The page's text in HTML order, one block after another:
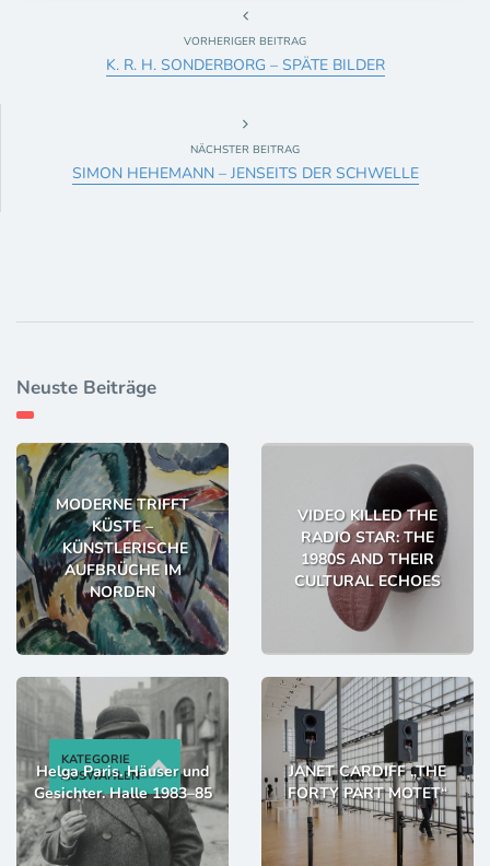
VORHERIGER BEITRAG
K. R. H. SONDERBORG – SPÄTE BILDER
NÄCHSTER BEITRAG
SIMON HEHEMANN – JENSEITS DER SCHWELLE
Neuste Beiträge
MODERNE TRIFFT
KÜSTE –
KÜNSTLERISCHE
AUFBRÜCHE IM
NORDEN
VIDEO KILLED THE
RADIO STAR: THE
1980S AND THEIR
CULTURAL ECHOES
Helga Paris. Häuser und
Gesichter. Halle 1983–85
JANET CARDIFF „THE
FORTY PART MOTET“
KATEGORIE
AUSWÄHLEN